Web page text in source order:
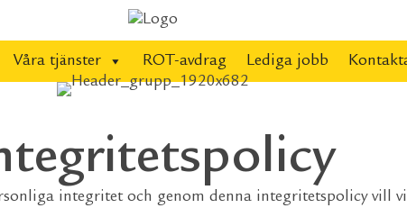
Våra tjänster ROT-avdrag Lediga jobb
integritet och genom denna integritetspolicy vill